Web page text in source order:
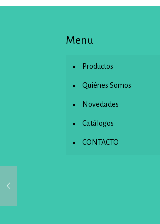
Menu
Productos
Quiénes Somos
Novedades
Catálogos
CONTACTO